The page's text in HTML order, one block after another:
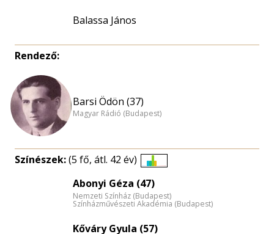
Balassa János
Rendező:
Barsi Ödön (37)
Magyar Rádió (Budapest)
Színészek:(5 fő, átl. 42 év)
eloszlás
nagyítása
Abonyi Géza (47)
Nemzeti Színház (Budapest)
Színházművészeti Akadémia (Budapest)
Kőváry Gyula (57)